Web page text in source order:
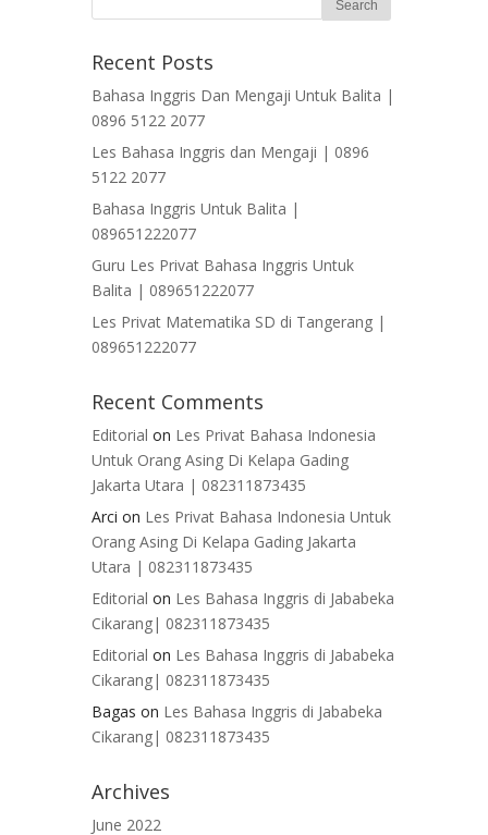
Recent Posts
Bahasa Inggris Dan Mengaji Untuk Balita |
0896 5122 2077
Les Bahasa Inggris dan Mengaji | 0896
5122 2077
Bahasa Inggris Untuk Balita |
089651222077
Guru Les Privat Bahasa Inggris Untuk
Balita | 089651222077
Les Privat Matematika SD di Tangerang |
089651222077
Recent Comments
Editorial on Les Privat Bahasa Indonesia
Untuk Orang Asing Di Kelapa Gading
Jakarta Utara | 082311873435
Arci on Les Privat Bahasa Indonesia Untuk
Orang Asing Di Kelapa Gading Jakarta
Utara | 082311873435
Editorial on Les Bahasa Inggris di Jababeka
Cikarang| 082311873435
Editorial on Les Bahasa Inggris di Jababeka
Cikarang| 082311873435
Bagas on Les Bahasa Inggris di Jababeka
Cikarang| 082311873435
Archives
June 2022